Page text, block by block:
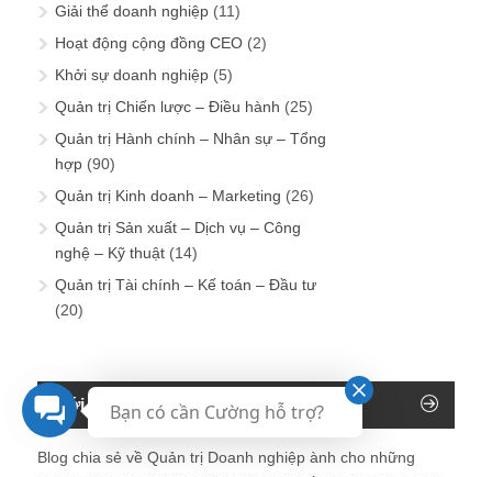
Giải thể doanh nghiệp (11)
Hoạt động cộng đồng CEO (2)
Khởi sự doanh nghiệp (5)
Quản trị Chiến lược – Điều hành (25)
Quản trị Hành chính – Nhân sự – Tổng
hợp (90)
Quản trị Kinh doanh – Marketing (26)
Quản trị Sản xuất – Dịch vụ – Công
nghệ – Kỹ thuật (14)
Quản trị Tài chính – Kế toán – Đầu tư
(20)
Giới thiệu về Blog Giám đốc
Blog chia sẻ về Quản trị Doanh nghiệp ành cho những
Bạn có cần Cường hỗ trợ?